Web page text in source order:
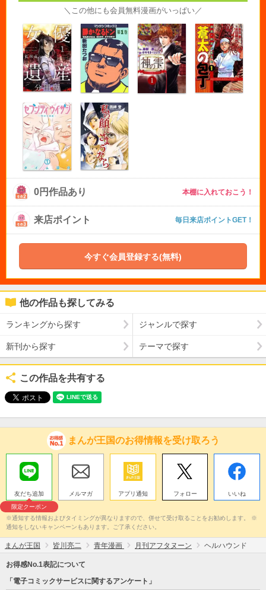
＼この他にも会員無料漫画がいっぱい／
0円作品あり 本棚に入れておこう！
来店ポイント 毎日来店ポイントGET！
今すぐ会員登録する(無料)
他の作品も探してみる
ランキングから探す ジャンルで探す
新刊から探す テーマで探す
この作品を共有する
まんが王国のお得情報を受け取ろう
友だち追加
限定クーポン
メルマガ アプリ通知 フォロー いいね
※通知する情報およびタイミングが異なりますので、併せて受け取ることをお勧めします。 ※
通知をしないキャンペーンもあります。ご了承ください。
まんが王国 皆川亮二 青年漫画 月刊アフタヌーン ヘルハウンド
お得感No.1表記について
「電子コミックサービスに関するアンケート」